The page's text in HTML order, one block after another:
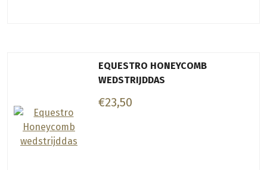
EQUESTRO HONEYCOMB
WEDSTRIJDDAS
€23,50